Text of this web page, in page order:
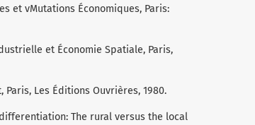
et vMutations Économiques, Paris:
et Économie Spatiale, Paris,
Paris, Les Éditions Ouvrières, 1980.
The rural versus the local